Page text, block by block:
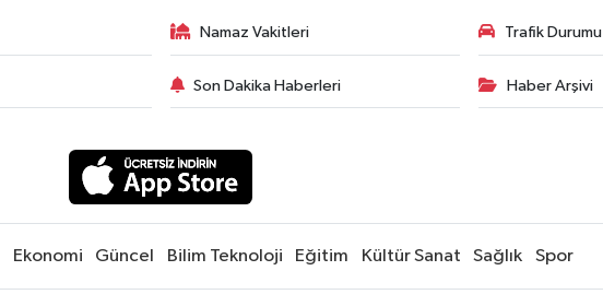
Namaz Vakitleri Trafik Durumu
Son Dakika Haberleri Haber Arşivi
Ekonomi Güncel Bilim Teknoloji Eğitim Kültür Sanat Sağlık Spor